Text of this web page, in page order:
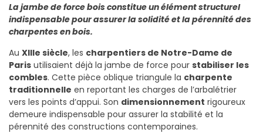
La jambe de force bois constitue un élément structurel
indispensable pour assurer la solidité et la pérennité des
charpentes en bois.
Au XIIIe siècle, les charpentiers de Notre-Dame de
Paris utilisaient déjà la jambe de force pour stabiliser les
combles. Cette pièce oblique triangule la charpente
traditionnelle en reportant les charges de l’arbalétrier
vers les points d’appui. Son dimensionnement rigoureux
demeure indispensable pour assurer la stabilité et la
pérennité des constructions contemporaines.